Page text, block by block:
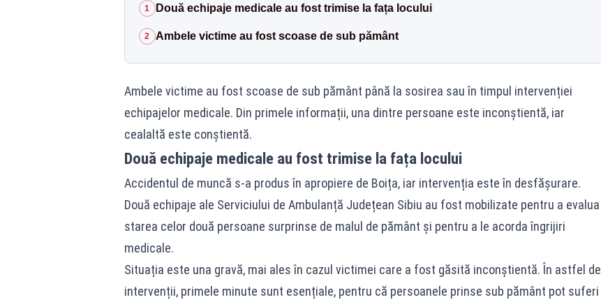
1 Două echipaje medicale au fost trimise la fața locului
2 Ambele victime au fost scoase de sub pământ
Ambele victime au fost scoase de sub pământ până la sosirea sau în timpul intervenției
echipajelor medicale. Din primele informații, una dintre persoane este inconștientă, iar
cealaltă este conștientă.
Două echipaje medicale au fost trimise la fața locului
Accidentul de muncă s-a produs în apropiere de Boița, iar intervenția este în desfășurare.
Două echipaje ale Serviciului de Ambulanță Județean Sibiu au fost mobilizate pentru a evalua
starea celor două persoane surprinse de malul de pământ și pentru a le acorda îngrijiri
medicale.
Situația este una gravă, mai ales în cazul victimei care a fost găsită inconștientă. În astfel de
intervenții, primele minute sunt esențiale, pentru că persoanele prinse sub pământ pot suferi